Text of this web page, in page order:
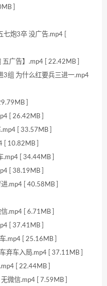
]
七炮3卒 没广告.mp4 [
广告】.mp4 [ 22.42MB ]
3组 为什么红要兵三进一.mp4
]
[ 26.42MB ]
[ 33.57MB ]
[ 10.82MB ]
.mp4 [ 34.44MB ]
[ 38.19MB ]
.mp4 [ 40.58MB ]
.mp4 [ 6.71MB ]
[ 37.41MB ]
.mp4 [ 25.16MB ]
弃车入局.mp4 [ 37.11MB ]
[ 22.44MB ]
微信.mp4 [ 7.59MB ]